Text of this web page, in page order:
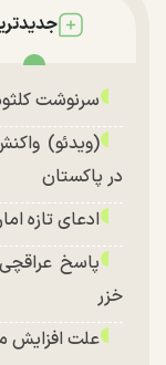
سرنوشت
(ویدئو)
در پاکستان
ادعای تازه
خزر
علت افزایش